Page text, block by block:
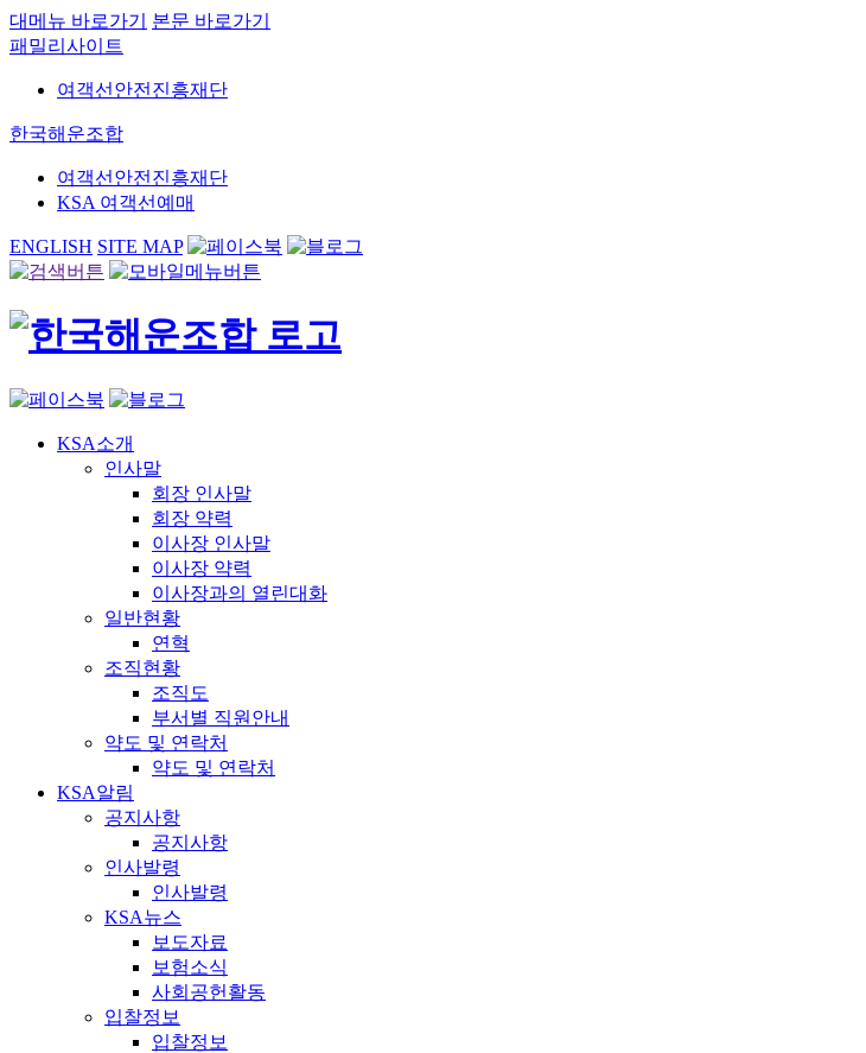
대메뉴 바로가기
본문 바로가기
패밀리사이트
여객선안전진흥재단
한국해운조합
여객선안전진흥재단
KSA 여객선예매
ENGLISH SITE MAP
KSA소개
인사말
회장 인사말
회장 약력
이사장 인사말
이사장 약력
이사장과의 열린대화
일반현황
연혁
조직현황
조직도
부서별 직원안내
약도 및 연락처
약도 및 연락처
KSA알림
공지사항
공지사항
인사발령
인사발령
KSA뉴스
보도자료
보험소식
사회공헌활동
입찰정보
입찰정보